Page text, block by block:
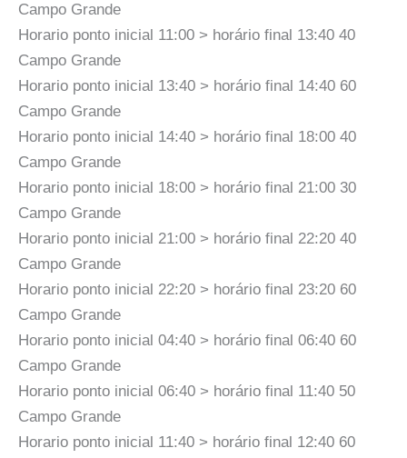
Campo Grande
Horario ponto inicial 11:00 > horário final 13:40 40
Campo Grande
Horario ponto inicial 13:40 > horário final 14:40 60
Campo Grande
Horario ponto inicial 14:40 > horário final 18:00 40
Campo Grande
Horario ponto inicial 18:00 > horário final 21:00 30
Campo Grande
Horario ponto inicial 21:00 > horário final 22:20 40
Campo Grande
Horario ponto inicial 22:20 > horário final 23:20 60
Campo Grande
Horario ponto inicial 04:40 > horário final 06:40 60
Campo Grande
Horario ponto inicial 06:40 > horário final 11:40 50
Campo Grande
Horario ponto inicial 11:40 > horário final 12:40 60